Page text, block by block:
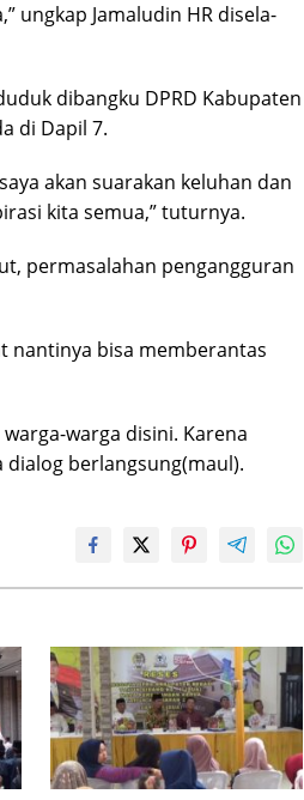
ungkap Jamaludin HR disela-
dibangku DPRD Kabupaten
di Dapil 7.
akan suarakan keluhan dan
kita semua,” tuturnya.
permasalahan pengangguran
nantinya bisa memberantas
warga disini. Karena
dialog berlangsung(maul).